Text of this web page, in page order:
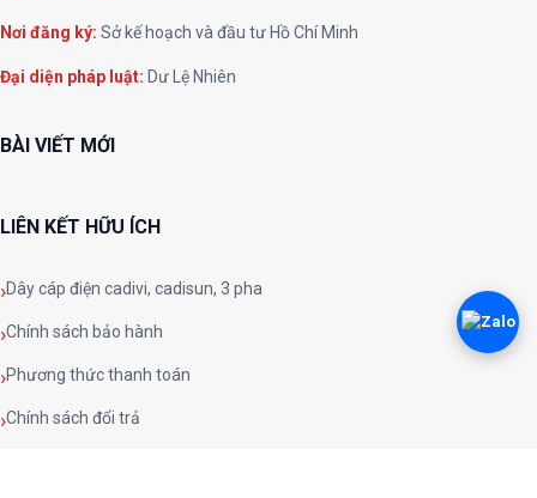
Nơi đăng ký: Sở kế hoạch và đầu tư Hồ Chí Minh
Đại diện pháp luật: Dư Lệ Nhiên
BÀI VIẾT MỚI
LIÊN KẾT HỮU ÍCH
Dây cáp điện cadivi, cadisun, 3 pha
Chính sách bảo hành
Phương thức thanh toán
Chính sách đổi trả